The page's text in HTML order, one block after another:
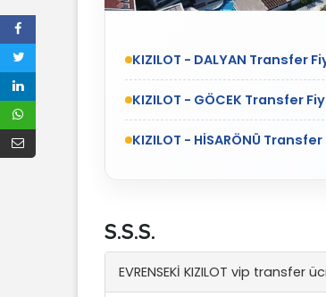
KIZILOT - DALYAN Transfer
KIZILOT - GÖCEK Transfer
KIZILOT - HİSARÖNÜ
S.S.S.
EVRENSEKİ KIZILOT vip transfer